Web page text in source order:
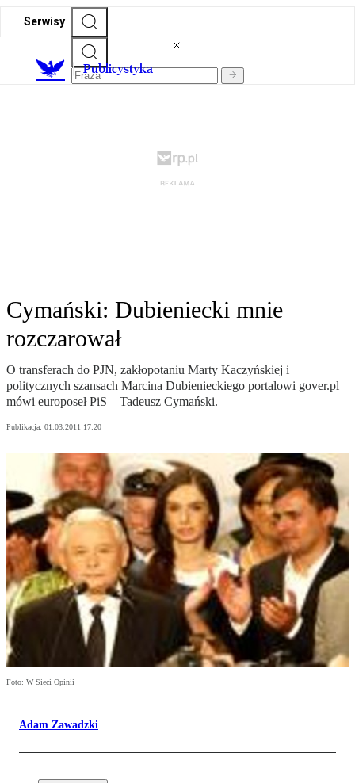
Serwisy
Publicystyka
Cymański: Dubieniecki mnie
rozczarował
O transferach do PJN, zakłopotaniu Marty Kaczyńskiej i
politycznych szansach Marcina Dubienieckiego portalowi gover.pl
mówi europoseł PiS – Tadeusz Cymański.
Publikacja: 01.03.2011 17:20
Foto: W Sieci Opinii
Adam Zawadzki